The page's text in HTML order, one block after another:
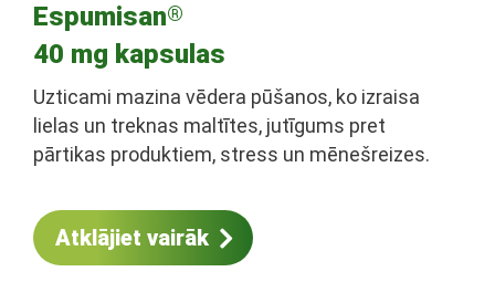
Espumisan®
40 mg kapsulas
Uzticami mazina vēdera pūšanos, ko izraisa
lielas un treknas maltītes, jutīgums pret
pārtikas produktiem, stress un mēnešreizes.
Atklājiet vairāk